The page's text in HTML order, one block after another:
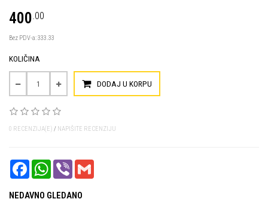
400.00
Bez PDV-a: 333.33
KOLIČINA
DODAJ U KORPU
0 RECENZIJA(E) / NAPIŠITE RECENZIJU
FACEBOOKWHATSAPPVIBER
NEDAVNO GLEDANO